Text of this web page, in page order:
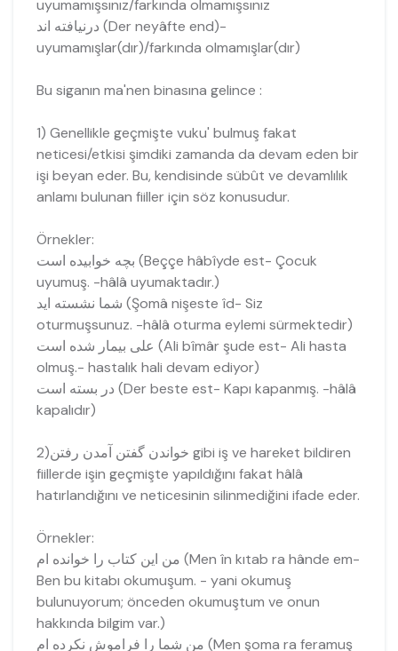
uyumamışsınız/farkında olmamışsınız
درنیافته اند (Der neyâfte end)-
uyumamışlar(dır)/farkında olmamışlar(dır)
Bu siganın ma'nen binasına gelince :
1) Genellikle geçmişte vuku' bulmuş fakat
neticesi/etkisi şimdiki zamanda da devam eden bir
işi beyan eder. Bu, kendisinde sübût ve devamlılık
anlamı bulunan fiiller için söz konusudur.
Örnekler:
بچه خوابيده است (Beççe hâbîyde est- Çocuk
uyumuş. -hâlâ uyumaktadır.)
شما نشسته ايد (Şomâ nişeste îd- Siz
oturmuşsunuz. -hâlâ oturma eylemi sürmektedir)
على بيمار شده است (Ali bîmâr şude est- Ali hasta
olmuş.- hastalık hali devam ediyor)
در بسته است (Der beste est- Kapı kapanmış. -hâlâ
kapalıdır)
2)خواندن گفتن آمدن رفتن gibi iş ve hareket bildiren
fiillerde işin geçmişte yapıldığını fakat hâlâ
hatırlandığını ve neticesinin silinmediğini ifade eder.
Örnekler:
من اين كتاب را خوانده ام (Men în kıtab ra hânde em-
Ben bu kitabı okumuşum. - yani okumuş
bulunuyorum; önceden okumuştum ve onun
hakkında bilgim var.)
من شما را فراموش نكرده ام (Men şoma ra feramuş